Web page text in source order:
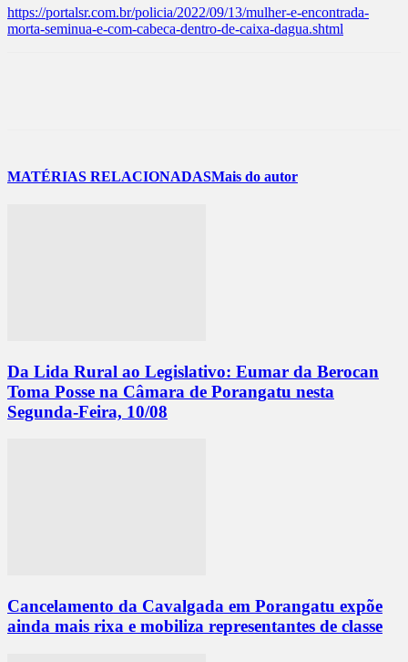
https://portalsr.com.br/policia/2022/09/13/mulher-e-encontrada-
morta-seminua-e-com-cabeca-dentro-de-caixa-dagua.shtml
MATÉRIAS RELACIONADASMais do autor
Da Lida Rural ao Legislativo: Eumar da Berocan
Toma Posse na Câmara de Porangatu nesta
Segunda-Feira, 10/08
Cancelamento da Cavalgada em Porangatu expõe
ainda mais rixa e mobiliza representantes de classe